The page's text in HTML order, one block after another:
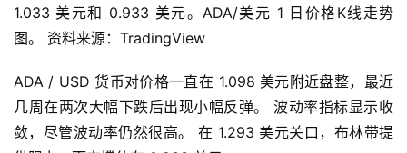
1.033 美元和 0.933 美元。ADA/美元 1 日价格K线走势
图。 资料来源：TradingView
ADA / USD 货币对价格一直在 1.098 美元附近盘整，最近
几周在两次大幅下跌后出现小幅反弹。 波动率指标显示收
敛，尽管波动率仍然很高。 在 1.293 美元关口，布林带提